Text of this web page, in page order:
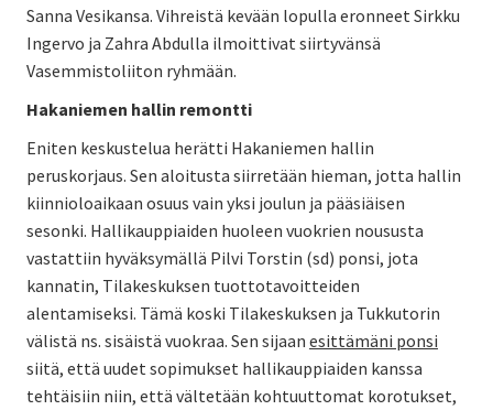
Sanna Vesikansa. Vihreistä kevään lopulla eronneet Sirkku
Ingervo ja Zahra Abdulla ilmoittivat siirtyvänsä
Vasemmistoliiton ryhmään.
Hakaniemen hallin remontti
Eniten keskustelua herätti Hakaniemen hallin
peruskorjaus. Sen aloitusta siirretään hieman, jotta hallin
kiinnioloaikaan osuus vain yksi joulun ja pääsiäisen
sesonki. Hallikauppiaiden huoleen vuokrien noususta
vastattiin hyväksymällä Pilvi Torstin (sd) ponsi, jota
kannatin, Tilakeskuksen tuottotavoitteiden
alentamiseksi. Tämä koski Tilakeskuksen ja Tukkutorin
välistä ns. sisäistä vuokraa. Sen sijaan esittämäni ponsi
siitä, että uudet sopimukset hallikauppiaiden kanssa
tehtäisiin niin, että vältetään kohtuuttomat korotukset,